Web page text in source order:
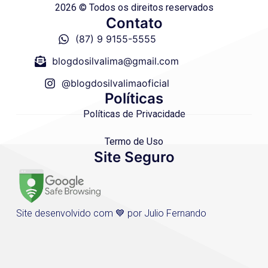
2026 © Todos os direitos reservados
Contato
(87) 9 9155-5555
blogdosilvalima@gmail.com
@blogdosilvalimaoficial
Políticas
Políticas de Privacidade
Termo de Uso
Site Seguro
Site desenvolvido com 💙 por Julio Fernando